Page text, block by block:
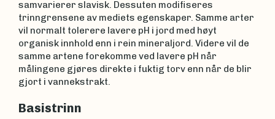
samvarierer slavisk. Dessuten modifiseres
trinngrensene av mediets egenskaper. Samme arter
vil normalt tolerere lavere pH i jord med høyt
organisk innhold enn i rein mineraljord. Videre vil de
samme artene forekomme ved lavere pH når
målingene gjøres direkte i fuktig torv enn når de blir
gjort i vannekstrakt.
Basistrinn